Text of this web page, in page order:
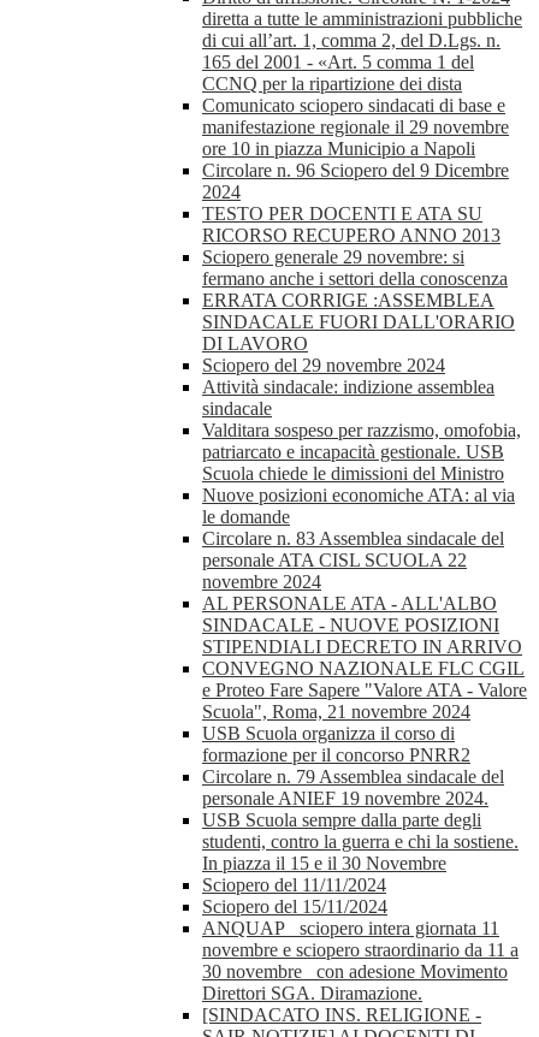
diretta a tutte le amministrazioni pubbliche
di cui all’art. 1, comma 2, del D.Lgs. n.
165 del 2001 - «Art. 5 comma 1 del
CCNQ per la ripartizione dei dista
Comunicato sciopero sindacati di base e
manifestazione regionale il 29 novembre
ore 10 in piazza Municipio a Napoli
Circolare n. 96 Sciopero del 9 Dicembre
2024
TESTO PER DOCENTI E ATA SU
RICORSO RECUPERO ANNO 2013
Sciopero generale 29 novembre: si
fermano anche i settori della conoscenza
ERRATA CORRIGE :ASSEMBLEA
SINDACALE FUORI DALL'ORARIO
DI LAVORO
Sciopero del 29 novembre 2024
Attività sindacale: indizione assemblea
sindacale
Valditara sospeso per razzismo, omofobia,
patriarcato e incapacità gestionale. USB
Scuola chiede le dimissioni del Ministro
Nuove posizioni economiche ATA: al via
le domande
Circolare n. 83 Assemblea sindacale del
personale ATA CISL SCUOLA 22
novembre 2024
AL PERSONALE ATA - ALL'ALBO
SINDACALE - NUOVE POSIZIONI
STIPENDIALI DECRETO IN ARRIVO
CONVEGNO NAZIONALE FLC CGIL
e Proteo Fare Sapere "Valore ATA - Valore
Scuola", Roma, 21 novembre 2024
USB Scuola organizza il corso di
formazione per il concorso PNRR2
Circolare n. 79 Assemblea sindacale del
personale ANIEF 19 novembre 2024.
USB Scuola sempre dalla parte degli
studenti, contro la guerra e chi la sostiene.
In piazza il 15 e il 30 Novembre
Sciopero del 11/11/2024
Sciopero del 15/11/2024
ANQUAP_ sciopero intera giornata 11
novembre e sciopero straordinario da 11 a
30 novembre_ con adesione Movimento
Direttori SGA. Diramazione.
[SINDACATO INS. RELIGIONE -